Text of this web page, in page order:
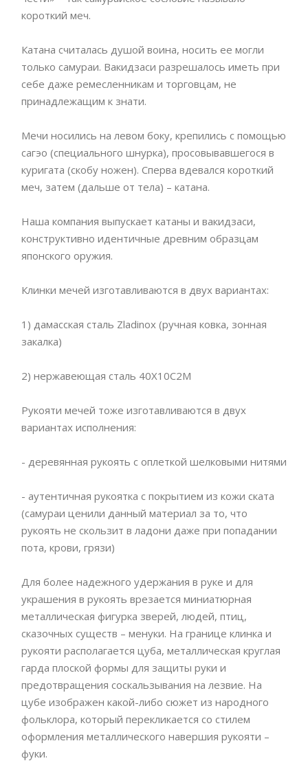
короткий меч.
Катана считалась душой воина, носить ее могли
только самураи. Вакидзаси разрешалось иметь при
себе даже ремесленникам и торговцам, не
принадлежащим к знати.
Мечи носились на левом боку, крепились с помощью
сагэо (специального шнурка), просовывавшегося в
куригата (скобу ножен). Сперва вдевался короткий
меч, затем (дальше от тела) – катана.
Наша компания выпускает катаны и вакидзаси,
конструктивно идентичные древним образцам
японского оружия.
Клинки мечей изготавливаются в двух вариантах:
1) дамасская сталь Zladinox (ручная ковка, зонная
закалка)
2) нержавеющая сталь 40Х10С2М
Рукояти мечей тоже изготавливаются в двух
вариантах исполнения:
- деревянная рукоять с оплеткой шелковыми нитями
- аутентичная рукоятка с покрытием из кожи ската
(самураи ценили данный материал за то, что
рукоять не скользит в ладони даже при попадании
пота, крови, грязи)
Для более надежного удержания в руке и для
украшения в рукоять врезается миниатюрная
металлическая фигурка зверей, людей, птиц,
сказочных существ – менуки. На границе клинка и
рукояти располагается цуба, металлическая круглая
гарда плоской формы для защиты руки и
предотвращения соскальзывания на лезвие. На
цубе изображен какой-либо сюжет из народного
фольклора, который перекликается со стилем
оформления металлического навершия рукояти –
фуки.